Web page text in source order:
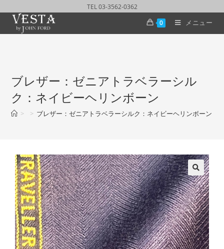
TEL 03-3562-0362
0
メニュー
ブレザー：ゼニアトラベラーシル
ク：ネイビーヘリンボーン
> > ブレザー：ゼニアトラベラーシルク：ネイビーヘリンボーン